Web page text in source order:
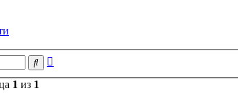
Поиск
1 из 1